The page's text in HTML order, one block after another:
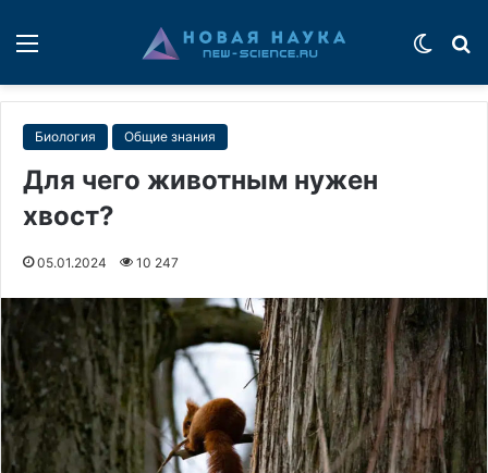
Биология Общие знания
Для чего животным нужен
хвост?
05.01.2024 10 247